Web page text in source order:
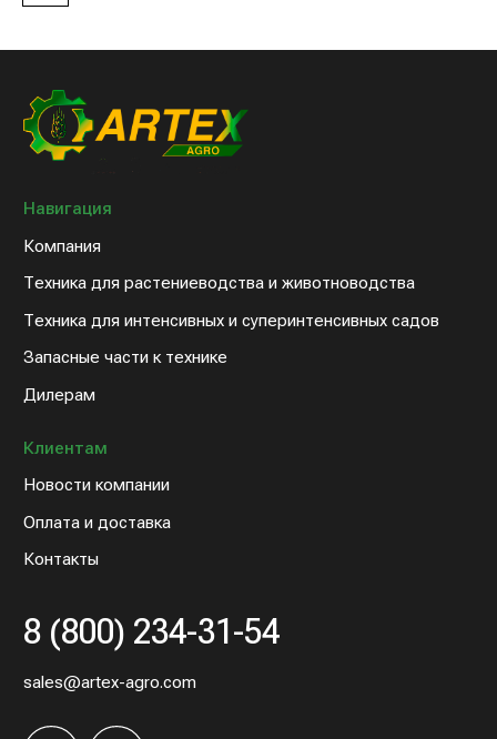
Оплата и доставка
8 (800) 234-31-54
sales@artex-agro.com
Политика конфедициальности
© 2022 Артэкс-Агро
Контакты